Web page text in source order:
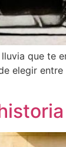
que te
elegir